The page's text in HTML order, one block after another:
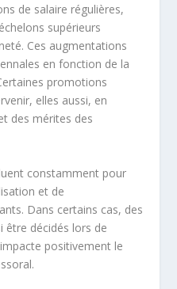
de salaire régulières,
supérieurs
Ces augmentations
en fonction de la
promotions
elles aussi, en
des mérites des
constamment pour
et de
Dans certains cas, des
être décidés lors de
positivement le